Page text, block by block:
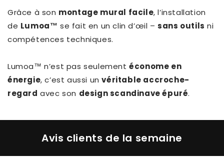
Grâce à son montage mural facile, l’installation
de Lumoa™ se fait en un clin d’œil –sans outils ni
compétences techniques.
Lumoa™ n’est pas seulementéconome en
énergie, c’est aussi unvéritable accroche-
regard avec son design scandinave épuré.
Avis clients de la semaine